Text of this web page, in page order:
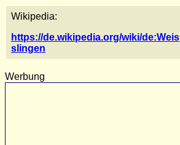
Wikipedia:
https://de.wikipedia.org/wiki/de:Weis
slingen
Werbung